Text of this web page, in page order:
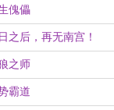
傀儡
之后，再无南宫！
之师
霸道